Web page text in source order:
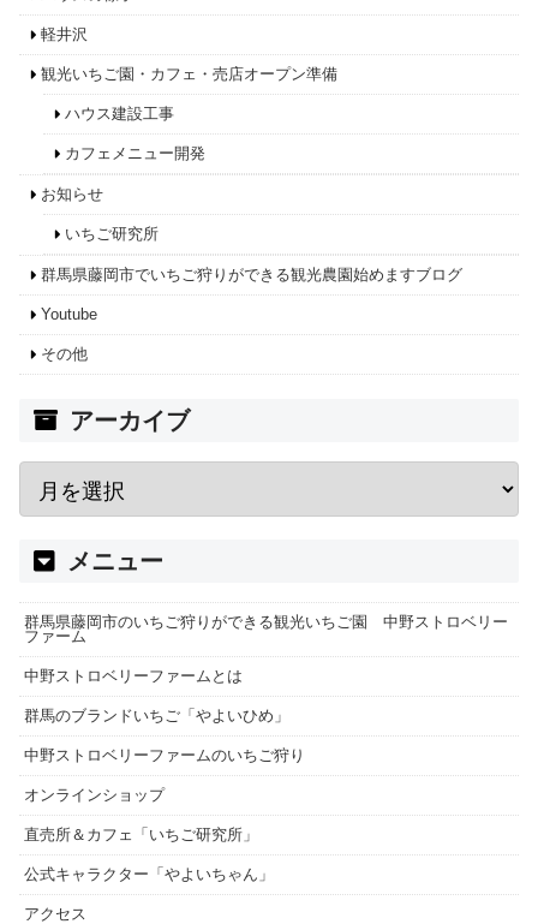
軽井沢
観光いちご園・カフェ・売店オープン準備
ハウス建設工事
カフェメニュー開発
お知らせ
いちご研究所
群馬県藤岡市でいちご狩りができる観光農園始めますブログ
Youtube
その他
アーカイブ
メニュー
群馬県藤岡市のいちご狩りができる観光いちご園 中野ストロベリー
ファーム
中野ストロベリーファームとは
群馬のブランドいちご「やよいひめ」
中野ストロベリーファームのいちご狩り
オンラインショップ
直売所＆カフェ「いちご研究所」
公式キャラクター「やよいちゃん」
アクセス